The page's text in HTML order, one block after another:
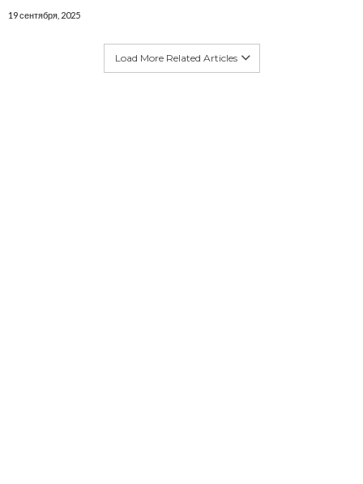
19 сентября, 2025
Load More Related Articles